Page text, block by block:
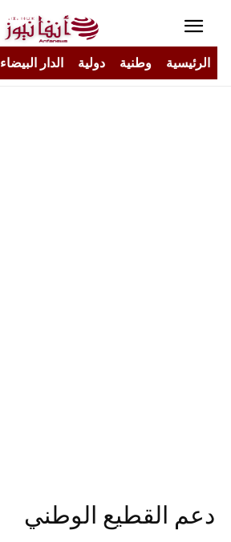
الرئيسية وطنية دولية الدار البيضاء
دعم القطيع الوطني